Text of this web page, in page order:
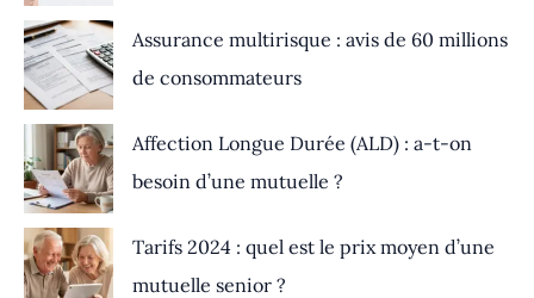
Assurance multirisque : avis de 60 millions
de consommateurs
Affection Longue Durée (ALD) : a-t-on
besoin d’une mutuelle ?
Tarifs 2024 : quel est le prix moyen d’une
mutuelle senior ?